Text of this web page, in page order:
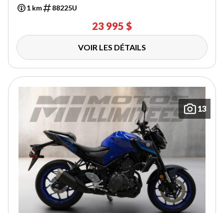
1 km 88225U
23 995 $
VOIR LES DÉTAILS
13